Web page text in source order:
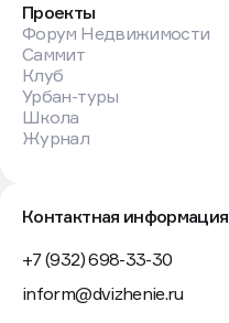
Проекты
Форум Недвижимости
Саммит
Клуб
Урбан-туры
Школа
Журнал
Контактная информация
+7 (932) 698-33-30
inform@dvizhenie.ru